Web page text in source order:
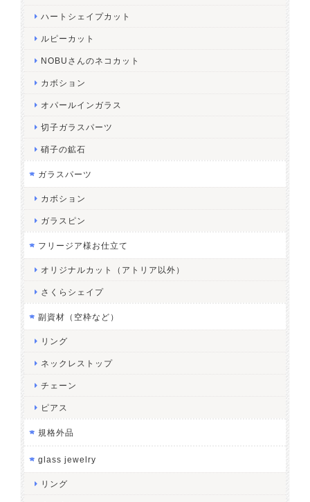
ハートシェイプカット
ルピーカット
NOBUさんのネコカット
カボション
オパールインガラス
切子ガラスパーツ
硝子の鉱石
ガラスパーツ
カボション
ガラスピン
フリージア様お仕立て
オリジナルカット（アトリア以外）
さくらシェイプ
副資材（空枠など）
リング
ネックレストップ
チェーン
ピアス
規格外品
glass jewelry
リング